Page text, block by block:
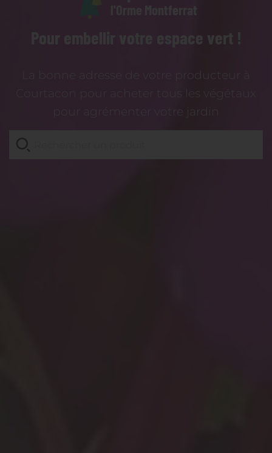
Pour embellir votre espace vert !
La bonne adresse de votre producteur à
Courtacon pour acheter tous les végétaux
pour agrémenter votre jardin